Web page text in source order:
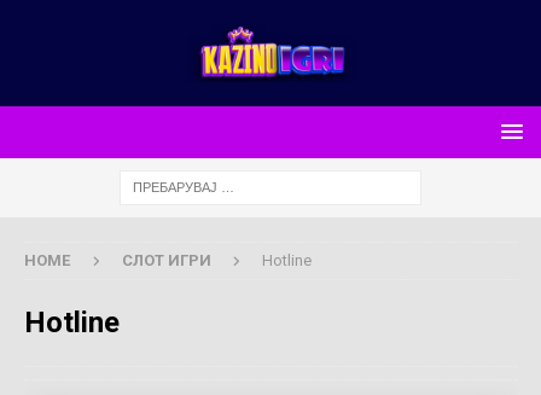
HOME СЛОТ ИГРИ Hotline
Hotline